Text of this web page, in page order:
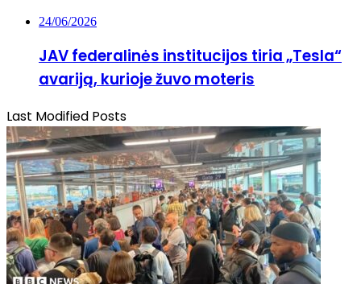
24/06/2026
JAV federalinės institucijos tiria „Tesla“
avariją, kurioje žuvo moteris
Last Modified Posts